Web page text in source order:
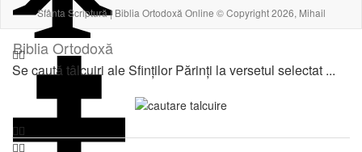
Biblia Ortodoxă
Sfânta Scriptură | Biblia Ortodoxă Online © Copyright 2026, Mihail
Se caută tâlcuiri ale Sfinților Părinți la versetul selectat ...